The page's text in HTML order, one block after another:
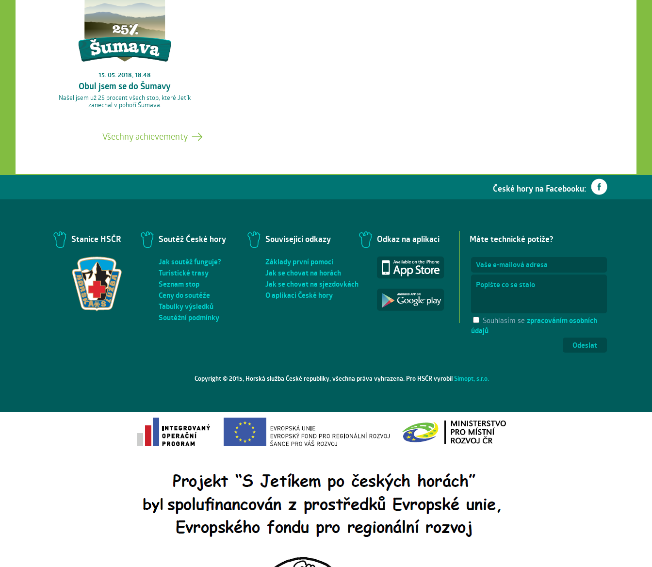
15. 05. 2018, 18:48
Obul jsem se do Šumavy
Našel jsem už 25 procent všech stop, které Jetík
zanechal v pohoří Šumava.
Všechny achievementy
České hory na Facebooku:
Stanice HSČR Soutěž České hory
Jak soutěž funguje?
Turistické trasy
Seznam stop
Ceny do soutěže
Tabulky výsledků
Soutěžní podmínky
Související odkazy
Základy první pomoci
Jak se chovat na horách
Jak se chovat na sjezdovkách
O aplikaci České hory
Odkaz na aplikaci Máte technické potíže?
Souhlasím se zpracováním osobních
údajů
Copyright © 2015, Horská služba České republiky, všechna práva vyhrazena. Pro HSČR vyrobilSimopt, s.r.o.